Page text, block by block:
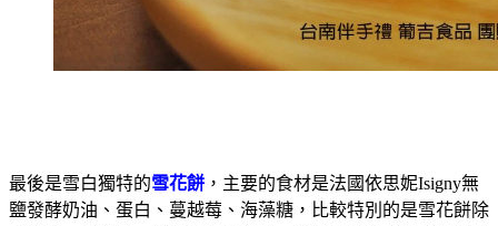
最後是雪白獨特的雪花餅 ，主要的食材是法國依思妮Isigny無
鹽發酵奶油、蛋白、蔓越莓、海藻糖，比較特別的是雪花餅除